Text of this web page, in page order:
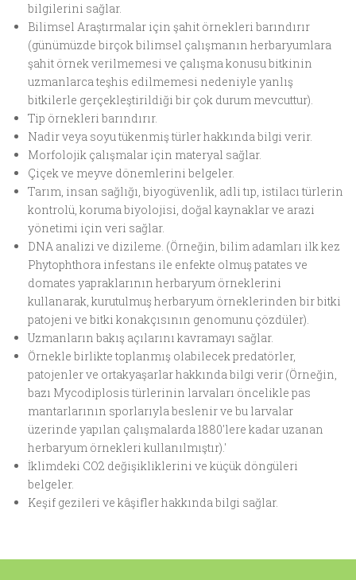
bilgilerini sağlar.
Bilimsel Araştırmalar için şahit örnekleri barındırır
(günümüzde birçok bilimsel çalışmanın herbaryumlara
şahit örnek verilmemesi ve çalışma konusu bitkinin
uzmanlarca teşhis edilmemesi nedeniyle yanlış
bitkilerle gerçekleştirildiği bir çok durum mevcuttur).
Tip örnekleri barındırır.
Nadir veya soyu tükenmiş türler hakkında bilgi verir.
Morfolojik çalışmalar için materyal sağlar.
Çiçek ve meyve dönemlerini belgeler.
Tarım, insan sağlığı, biyogüvenlik, adli tıp, istilacı türlerin
kontrolü, koruma biyolojisi, doğal kaynaklar ve arazi
yönetimi için veri sağlar.
DNA analizi ve dizileme. (Örneğin, bilim adamları ilk kez
Phytophthora infestans ile enfekte olmuş patates ve
domates yapraklarının herbaryum örneklerini
kullanarak, kurutulmuş herbaryum örneklerinden bir bitki
patojeni ve bitki konakçısının genomunu çözdüler).
Uzmanların bakış açılarını kavramayı sağlar.
Örnekle birlikte toplanmış olabilecek predatörler,
patojenler ve ortakyaşarlar hakkında bilgi verir (Örneğin,
bazı Mycodiplosis türlerinin larvaları öncelikle pas
mantarlarının sporlarıyla beslenir ve bu larvalar
üzerinde yapılan çalışmalarda 1880'lere kadar uzanan
herbaryum örnekleri kullanılmıştır).'
İklimdeki CO2 değişikliklerini ve küçük döngüleri
belgeler.
Keşif gezileri ve kâşifler hakkında bilgi sağlar.